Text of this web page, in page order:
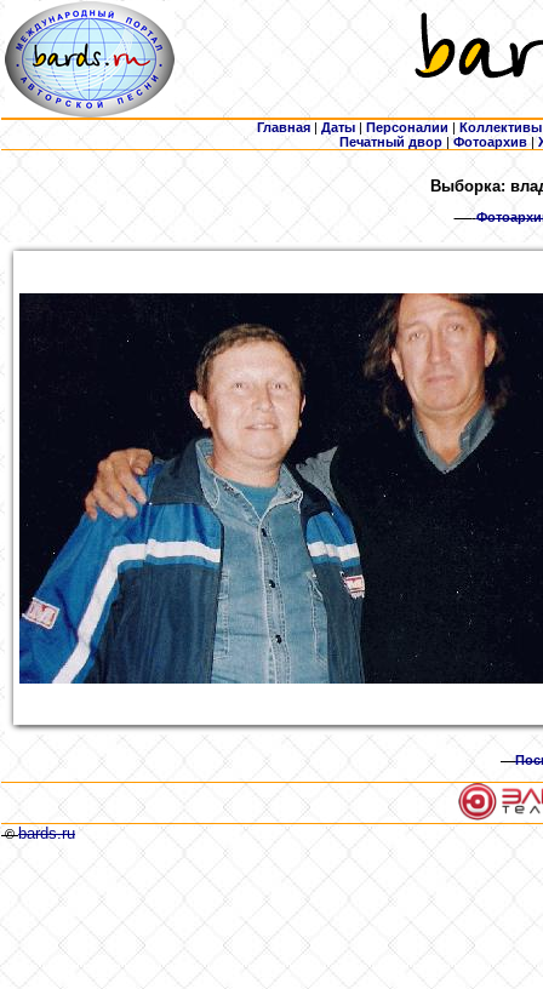
Главная | Даты | Персоналии | Коллективы
Печатный двор |Фотоархив |
Выборка:
©bards.ru